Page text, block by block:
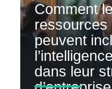
Comment
ressources
peuvent
dans leur